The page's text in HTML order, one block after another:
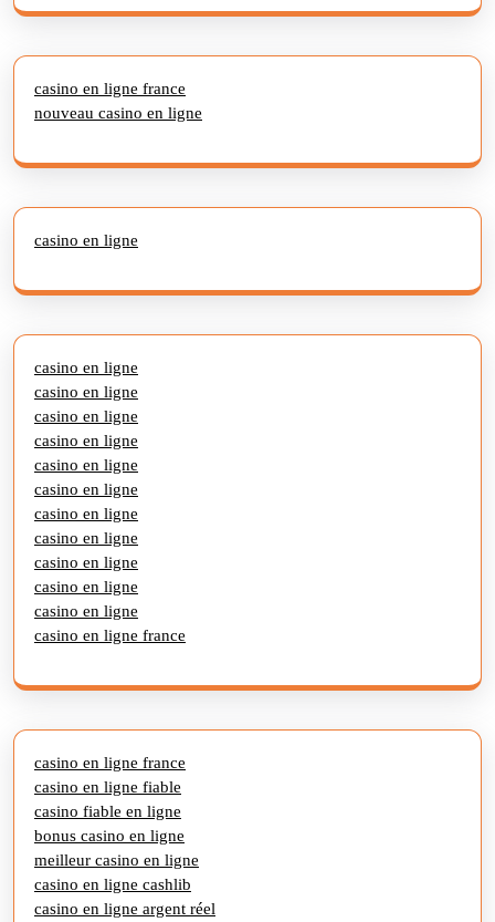
casino en ligne france
nouveau casino en ligne
casino en ligne
casino en ligne
casino en ligne
casino en ligne
casino en ligne
casino en ligne
casino en ligne
casino en ligne
casino en ligne
casino en ligne
casino en ligne
casino en ligne
casino en ligne france
casino en ligne france
casino en ligne fiable
casino fiable en ligne
bonus casino en ligne
meilleur casino en ligne
casino en ligne cashlib
casino en ligne argent réel